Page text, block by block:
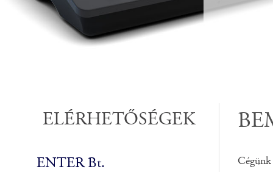
ELÉRHETŐSÉGEK
ENTER Bt. Cégünk